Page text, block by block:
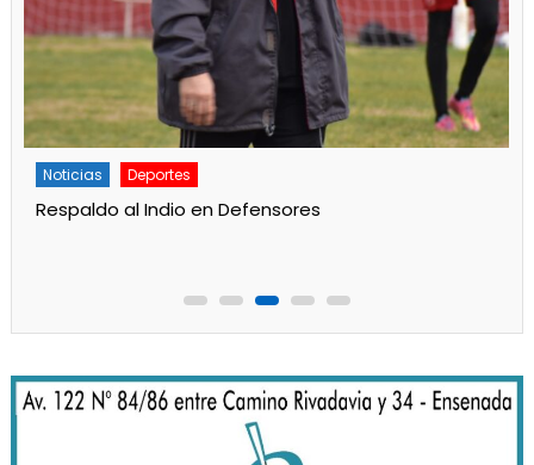
Deportes Principal
Gran labor de Alan Aidar